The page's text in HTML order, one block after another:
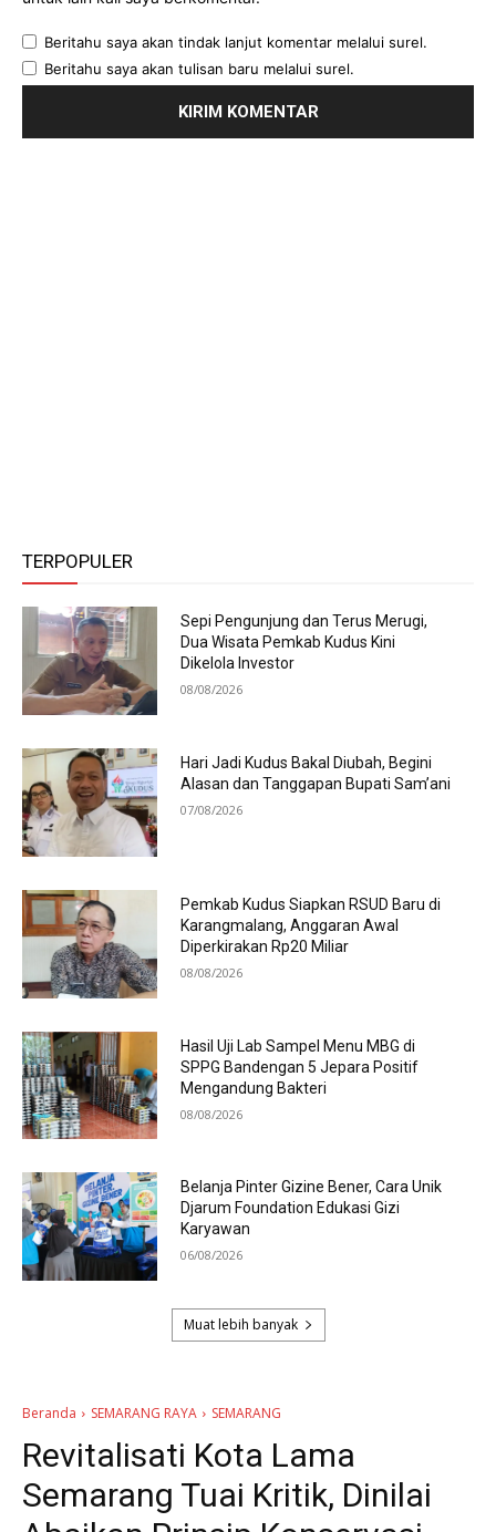
Beritahu saya akan tindak lanjut komentar melalui surel.
Beritahu saya akan tulisan baru melalui surel.
TERPOPULER
Sepi Pengunjung dan Terus Merugi,
Dua Wisata Pemkab Kudus Kini
Dikelola Investor
08/08/2026
Hari Jadi Kudus Bakal Diubah, Begini
Alasan dan Tanggapan Bupati Sam’ani
07/08/2026
Pemkab Kudus Siapkan RSUD Baru di
Karangmalang, Anggaran Awal
Diperkirakan Rp20 Miliar
08/08/2026
Hasil Uji Lab Sampel Menu MBG di
SPPG Bandengan 5 Jepara Positif
Mengandung Bakteri
08/08/2026
Belanja Pinter Gizine Bener, Cara Unik
Djarum Foundation Edukasi Gizi
Karyawan
06/08/2026
Muat lebih banyak